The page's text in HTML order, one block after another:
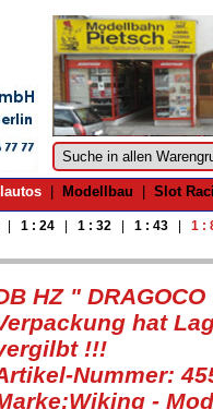
Modellbau Slot
1 : 24 1 : 32 1 : 43 1 :
HZ "
hat
!!!
Nummer:
-